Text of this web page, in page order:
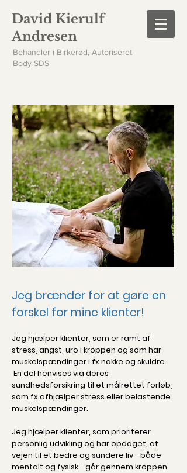
David Kierulf
Andresen
Behandler i Birkerød, Autoriseret
Body SDS
Jeg brænder for at gøre en
forskel for mine klienter!
Jeg hjælper klienter, som er ramt af
stress, angst, uro i kroppen og som har
muskelspændinger i fx nakke og skuldre.
En del henvises via deres
sundhedsforsikring til et målrettet forløb,
som fx afhjælper stress eller belastende
muskelspændinger.
Jeg hjælper klienter, som prioriterer
personlig udvikling og har opdaget, at
vejen til et bedre og sundere liv - både
mentalt og fysisk - går gennem kroppen.